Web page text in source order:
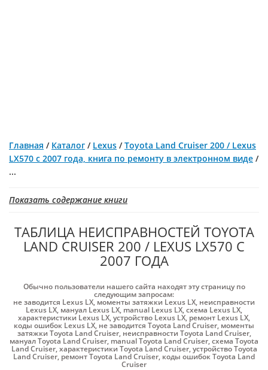
Главная / Каталог / Lexus /Toyota Land Cruiser 200 / Lexus
LX570 с 2007 года, книга по ремонту в электронном виде /
...
Показать содержание книги
ТАБЛИЦА НЕИСПРАВНОСТЕЙ TOYOTA
LAND CRUISER 200 / LEXUS LX570 С
2007 ГОДА
Обычно пользователи нашего сайта находят эту страницу по
следующим запросам:
не заводится Lexus LX, моменты затяжки Lexus LX, неисправности
Lexus LX, мануал Lexus LX, manual Lexus LX,схема Lexus LX,
характеристики Lexus LX,устройство Lexus LX, ремонт Lexus LX,
коды ошибок Lexus LX, не заводится Toyota Land Cruiser, моменты
затяжки Toyota Land Cruiser, неисправности Toyota Land Cruiser,
мануал Toyota Land Cruiser, manual Toyota Land Cruiser,схема Toyota
Land Cruiser,характеристики Toyota Land Cruiser,устройство Toyota
Land Cruiser, ремонт Toyota Land Cruiser, коды ошибок Toyota Land
Cruiser